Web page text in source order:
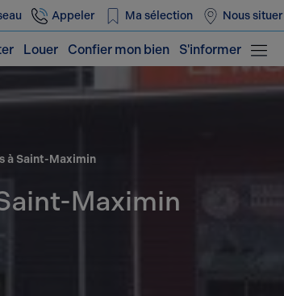
Appeler Ma sélection Nous situer
Louer S'informer
Confier mon bien
à Saint-Maximin
Maximin